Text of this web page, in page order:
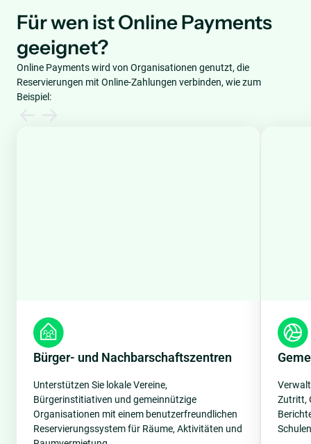
Für wen ist Online Payments
geeignet?
Online Payments wird von Organisationen genutzt, die
Reservierungen mit Online-Zahlungen verbinden, wie zum
Beispiel:
Bürger- und Nachbarschaftszentren
Unterstützen Sie lokale Vereine,
Bürgerinstitiativen und gemeinnützige
Organisationen mit einem benutzerfreundlichen
Reservierungssystem für Räume, Aktivitäten und
Zutritt,